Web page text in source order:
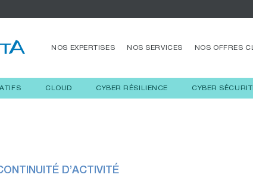
NOS EXPERTISES NOS SERVICES NOS OFFRES
CLOUD CYBER RÉSILIENCE CYBER
D’ACTIVITÉ